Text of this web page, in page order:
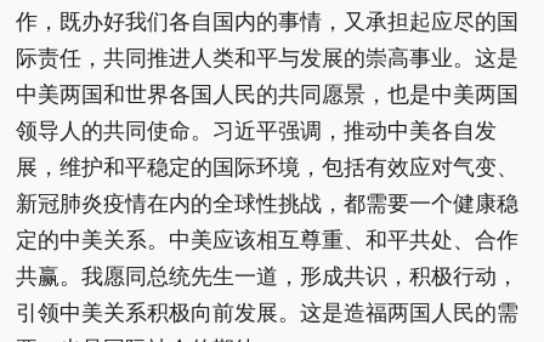
作，既办好我们各自国内的事情，又承担起应尽的国
际责任，共同推进人类和平与发展的崇高事业。这是
中美两国和世界各国人民的共同愿景，也是中美两国
领导人的共同使命。习近平强调，推动中美各自发
展，维护和平稳定的国际环境，包括有效应对气变、
新冠肺炎疫情在内的全球性挑战，都需要一个健康稳
定的中美关系。中美应该相互尊重、和平共处、合作
共赢。我愿同总统先生一道，形成共识，积极行动，
引领中美关系积极向前发展。这是造福两国人民的需